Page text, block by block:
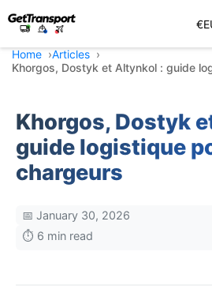
€
Home
Articles
Khorgos, Dostyk et Altynkol : guide
Khorgos, Dostyk
guide logistique
chargeurs
📅 January 30, 2026
⏱️ 6 min read